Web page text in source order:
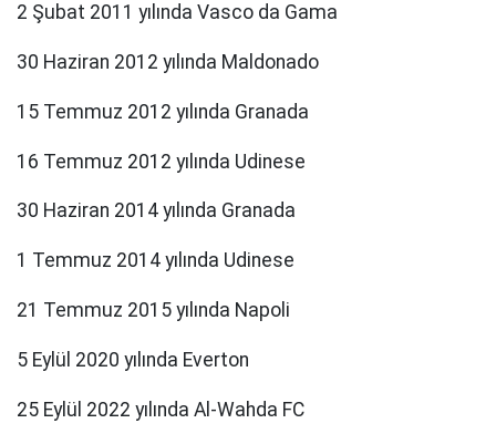
2 Şubat 2011 yılında Vasco da Gama
30 Haziran 2012 yılında Maldonado
15 Temmuz 2012 yılında Granada
16 Temmuz 2012 yılında Udinese
30 Haziran 2014 yılında Granada
1 Temmuz 2014 yılında Udinese
21 Temmuz 2015 yılında Napoli
5 Eylül 2020 yılında Everton
25 Eylül 2022 yılında Al-Wahda FC